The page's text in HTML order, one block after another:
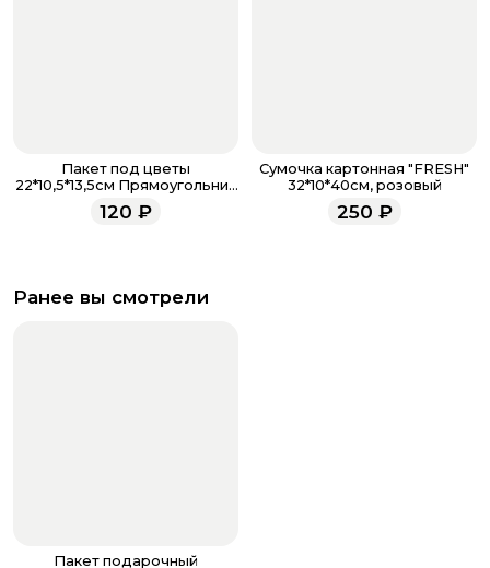
Пакет под цветы
22*10,5*13,5см Прямоугольник
Фуксия с пластиковой ручкой
120 ₽
Сумочка картонная "FRESH"
32*10*40см, розовый
250 ₽
Ранее вы смотрели
Пакет подарочный